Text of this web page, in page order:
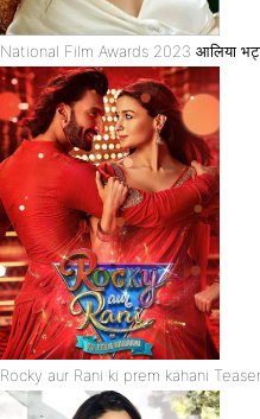
National Film Awards 2023 आलिया
Rocky aur Rani ki prem kahani